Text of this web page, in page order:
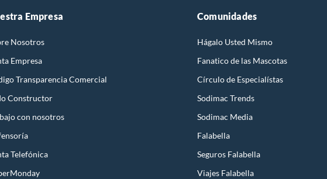
Empresa
Nosotros
Empresa
Transparencia Comercial
Constructor
con nosotros
Telefónica
Comunidades
Hágalo Usted Mismo
Fanatico de las Mascotas
Círculo de Especialístas
Sodimac Trends
Sodimac Media
Falabella
Seguros Falabella
Viajes Falabella